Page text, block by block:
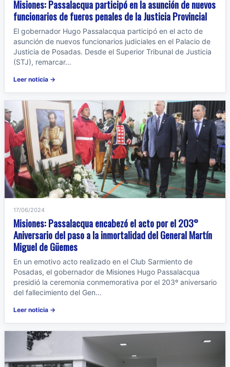
Misiones: Passalacqua participó en la asunción de nuevos
funcionarios de fueros penales de la Justicia Provincial
El gobernador Hugo Passalacqua participó en el acto de
asunción de nuevos funcionarios judiciales en el Palacio de
Justicia de Posadas. Desde el Superior Tribunal de Justicia
(STJ), remarcar...
Leer noticia →
17/06/2024
Misiones: Passalacqua encabezó el acto por el 203°
Aniversario del paso a la inmortalidad del General Martín
Miguel de Güemes
En un emotivo acto realizado en el Club Sarmiento de
Posadas, el gobernador de Misiones Hugo Passalacqua
presidió la ceremonia conmemorativa por el 203º aniversario
del fallecimiento del Gen...
Leer noticia →